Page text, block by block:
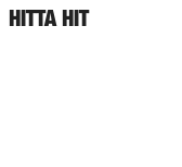
HITTA HIT